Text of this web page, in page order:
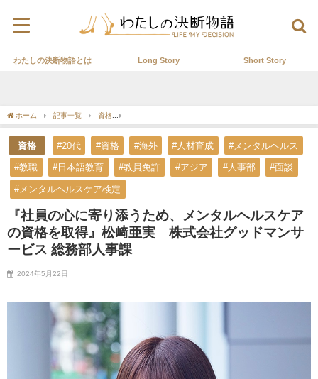
わたしの決断物語とは Long Story Short Story
ホーム 記事一覧 資格
資格 #20代 #資格 #海外 #人材育成 #メンタルヘルス
#教職 #日本語教育 #教員免許 #アジア #人事部 #面談
#メンタルヘルスケア検定
『社員の心に寄り添うため、メンタルヘルスケア
の資格を取得』松﨑亜実 株式会社グッドマンサ
ービス 総務部人事課
2024年5月22日